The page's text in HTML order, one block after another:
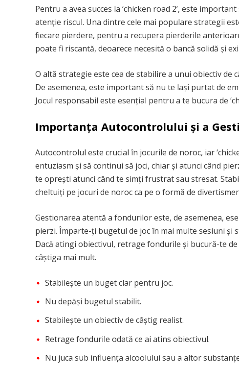
Pentru a avea succes la ‘chicken road 2’, este
atenție riscul. Una dintre cele mai populare strategii
fiecare pierdere, pentru a recupera pierderile
poate fi riscantă, deoarece necesită o bancă solidă și
O altă strategie este cea de stabilire a unui obiectiv de
De asemenea, este important să nu te lași purtat de
Jocul responsabil este esențial pentru a te bucura de
Importanța Autocontrolului și a
Autocontrolul este crucial în jocurile de noroc, iar
entuziasm și să continui să joci, chiar și atunci când
te oprești atunci când te simți frustrat sau stresat.
cheltuiți pe jocuri de noroc ca pe o formă de
Gestionarea atentă a fondurilor este, de asemenea,
pierzi. Împarte-ți bugetul de joc în mai multe sesiuni și
Dacă atingi obiectivul, retrage fondurile și bucură-te
câștiga mai mult.
Stabilește un buget clar pentru joc.
Nu depăși bugetul stabilit.
Stabilește un obiectiv de câștig realist.
Retrage fondurile odată ce ai atins obiectivul.
Nu juca sub influența alcoolului sau a altor